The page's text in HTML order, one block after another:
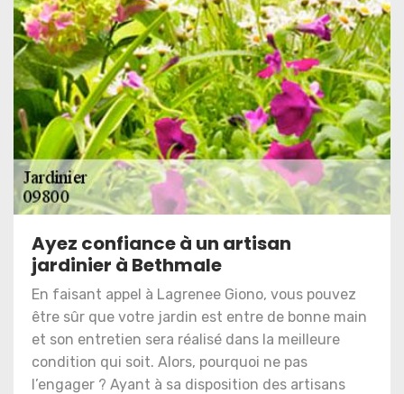
Ayez confiance à un artisan
jardinier à Bethmale
En faisant appel à Lagrenee Giono, vous pouvez
être sûr que votre jardin est entre de bonne main
et son entretien sera réalisé dans la meilleure
condition qui soit. Alors, pourquoi ne pas
l’engager ? Ayant à sa disposition des artisans